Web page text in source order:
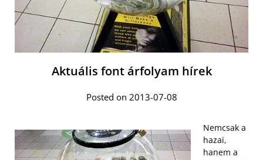
Aktuális font árfolyam hírek
Posted on 2013-07-08
Nemcsak a
hazai,
hanem a